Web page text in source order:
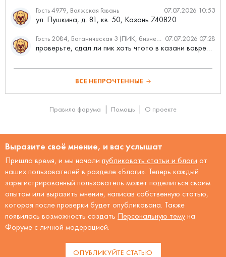
Гость 4979, Волжская Гавань 07.07.2026 10:53
ул. Пушкина, д. 81, кв. 50, Казань 740820
Гость 2084, Ботаническая 3 (ПИК, бизнес-класс) 07.07.2026 07:28
проверьте, сдал ли пик хоть чтото в казани вовремя?
ВСЕ НЕПРОЧТЕННЫЕ
Правила форума Помощь О проекте
Выразите своё мнение, и вас услышат
Пришло время, и мы начали публиковать статьи и блоги от
наших пользователей в разделе «Блоги». Теперь каждый
зарегистрированный пользователь может поделиться своим
опытом или выразить мнение, написав собственную статью,
которая после проверки будет опубликована. Также
появилась возможность создать Персональную тему на
Форуме с личной модерацией.
ОПУБЛИКУЙТЕ СТАТЬЮ